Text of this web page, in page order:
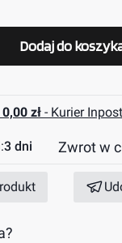
Dodaj do
zł - Kurier Inpost
3 dni Zwrot w